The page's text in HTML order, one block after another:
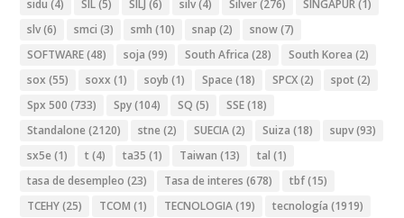
sidu (4) SIL(5) SILJ (6) silv(4) Silver(276) SINGAPUR(1)
slv(6) smci (3) smh (10) snap (2) snow(7)
SOFTWARE(48) soja (99) South Africa (28) South Korea (2)
sox (55) soxx (1) soyb (1) Space (18) SPCX(2) spot (2)
Spx 500 (733) Spy(104) SQ (5) SSE(18)
Standalone (2120) stne (2) SUECIA(2) Suiza (18) supv(93)
sx5e (1) t (4) ta35 (1) Taiwan (13) tal (1)
tasa de desempleo (23) Tasa de interes (678) tbf(15)
TCEHY(25) TCOM (1) TECNOLOGIA(19) tecnología (1919)